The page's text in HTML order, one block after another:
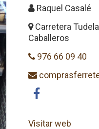
Raquel Casalé
Carretera
Caballeros
976 66 09 40
Visitar web